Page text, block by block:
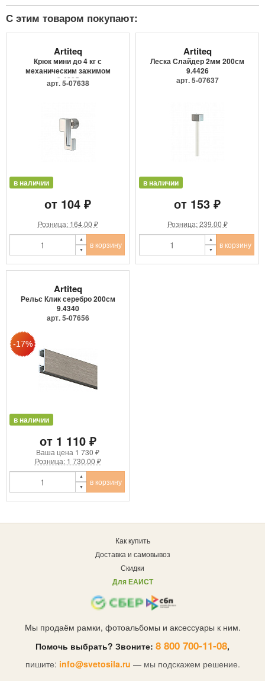
С этим товаром покупают:
Artiteq
Крюк мини до 4 кг с
механическим зажимом
9.4205
арт. 5-07638
в наличии
от 104 ₽
Розница: 164.00 ₽
в корзину
Artiteq
Леска Слайдер 2мм 200см
9.4426
арт. 5-07637
в наличии
от 153 ₽
Розница: 239.00 ₽
в корзину
Artiteq
Рельс Клик серебро 200см
9.4340
арт. 5-07656
в наличии
от 1 110 ₽
Ваша цена 1 730 ₽
Розница: 1 730.00 ₽
в корзину
Как купить
Доставка и самовывоз
Скидки
Для ЕАИСТ
Мы продаём рамки, фотоальбомы и аксессуары к ним.
Помочь выбрать? Звоните: 8 800 700-11-08,
пишите: info@svetosila.ru — мы подскажем решение.